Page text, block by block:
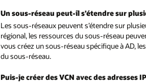
Un sous-réseau peut-il s’étendre sur
Les sous-réseaux peuvent s’étendre sur
régional, les ressources du sous-réseau
vous créez un sous-réseau spécifique à AD,
du sous-réseau.
Puis-je créer des VCN avec des adresses